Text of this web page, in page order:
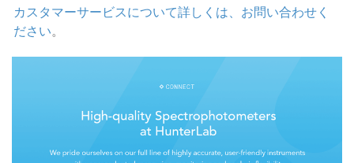
カスタマーサービスについて詳しくは、お問い合わせく
ださい。